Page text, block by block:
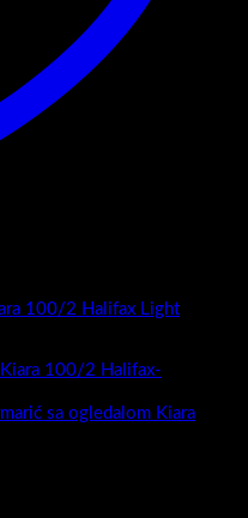
100/2 Halifax Light